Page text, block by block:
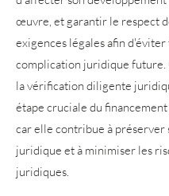
œuvre, et garantir le respect
exigences légales afin
complication juridique future.
la vérification diligente
étape cruciale du
car elle contribue à préserver
juridique et à minimiser les
juridiques.